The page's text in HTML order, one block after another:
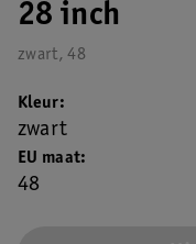
28 inch
zwart, 48
EU maat
48
Kleur
zwart